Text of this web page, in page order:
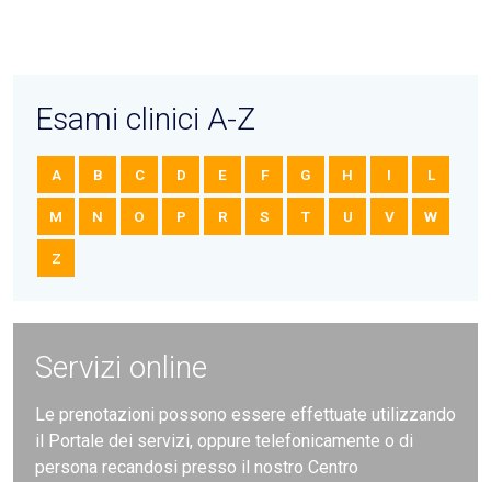
Esami clinici A-Z
A B C D E F G H I L
M N O P R S T U V W
Z
Servizi online
Le prenotazioni possono essere effettuate utilizzando
il Portale dei servizi, oppure telefonicamente o di
persona recandosi presso il nostro Centro